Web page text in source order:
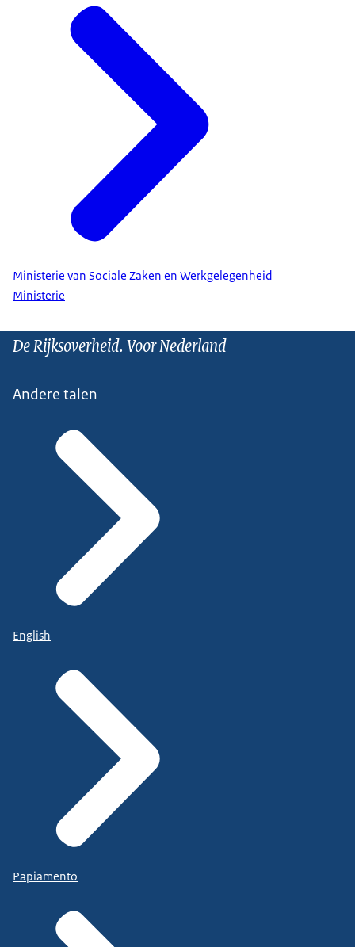
Ministerie van Sociale Zaken en Werkgelegenheid
Ministerie
De Rijksoverheid. Voor Nederland
Andere talen
English
Papiamento